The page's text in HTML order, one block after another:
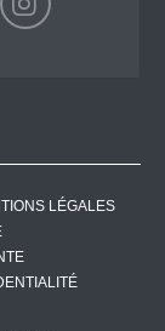
LÉGALES